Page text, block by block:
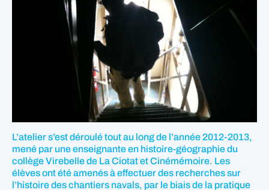
L’atelier s’est déroulé tout au long de l’année 2012-2013,
mené par une enseignante en histoire-géographie du
collège Virebelle de La Ciotat et Cinémémoire. Les
élèves ont été amenés à effectuer des recherches sur
l’histoire des chantiers navals, par le biais de la pratique